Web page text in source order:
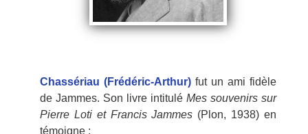
Chassériau (Frédéric-Arthur) fut un ami fidèle
de Jammes. Son livre intitulé Mes souvenirs sur
Pierre Loti et Francis Jammes (Plon, 1938) en
témoigne :